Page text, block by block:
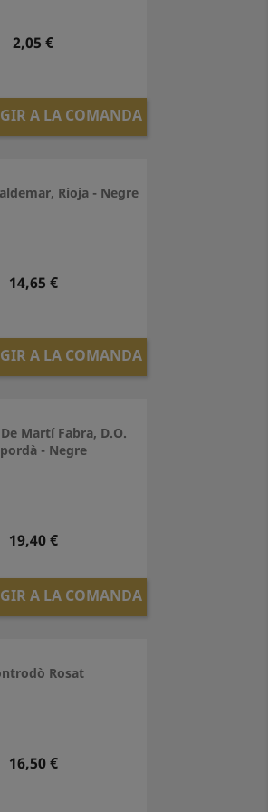
Preu
2,05 €
A LA COMANDA
Rioja - Negre
Preu
14,65 €
A LA COMANDA
Martí Fabra, D.O.
- Negre
Preu
19,40 €
A LA COMANDA
Rosat
Preu
16,50 €